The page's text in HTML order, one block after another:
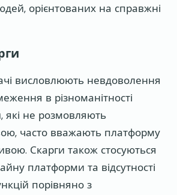
орієнтованих на справжні
висловлюють невдоволення
в різноманітності
які не розмовляють
часто вважають платформу
Скарги також стосуються
платформи та відсутності
порівняно з